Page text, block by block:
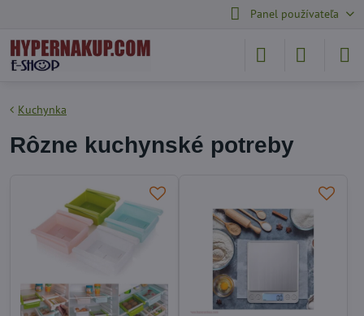
Panel používateľa
Kuchynka
Rôzne kuchynské potreby